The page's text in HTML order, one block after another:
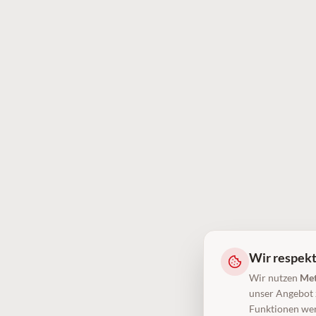
Wir
Wir nutzen
unser
Funktionen